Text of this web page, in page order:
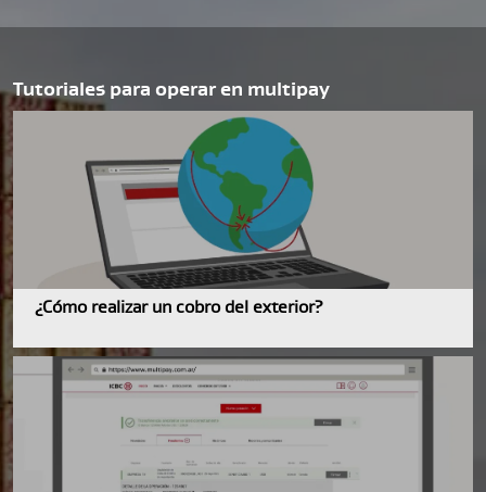
Tutoriales para operar en multipay
¿Cómo realizar un cobro del exterior?